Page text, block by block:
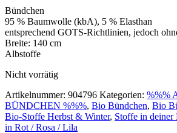
Bündchen
95 % Baumwolle (kbA), 5 % Elasthan
entsprechend GOTS-Richtlinien, jedoch
Breite: 140 cm
Albstoffe
Nicht vorrätig
Artikelnummer: 904796 Kategorien: %%%
BÜNDCHEN %%%, Bio Bündchen, Bio
Bio-Stoffe Herbst & Winter, Stoffe in deiner
in Rot / Rosa / Lila